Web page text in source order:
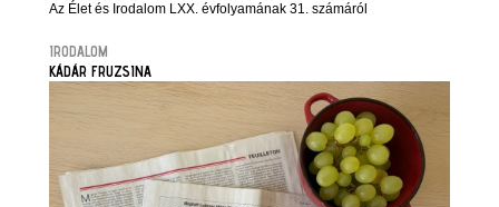
Az Élet és Irodalom LXX. évfolyamának 31. számáról
IRODALOM
KÁDÁR FRUZSINA